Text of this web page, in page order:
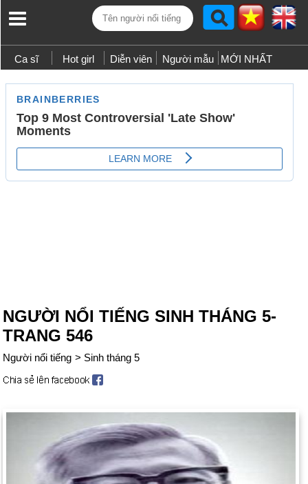
Ca sĩ Hot girl Diễn viên Người mẫu MỚI NHẤT
NGƯỜI NỔI TIẾNG SINH THÁNG 5-
TRANG 546
Người nổi tiếng > Sinh tháng 5